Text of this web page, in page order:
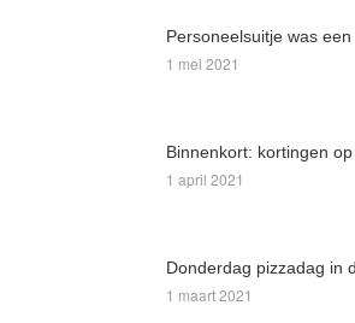
Personeelsuitje was
1 mei 2021
Binnenkort: kortingen
1 april 2021
Donderdag pizzadag in
1 maart 2021